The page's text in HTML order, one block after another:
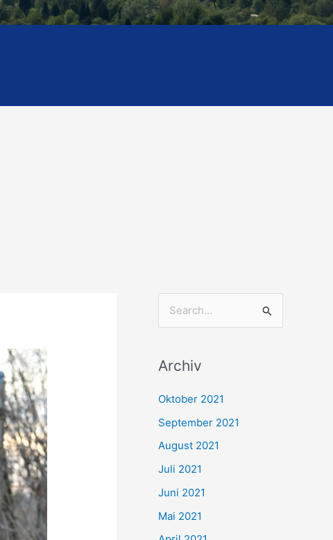
h
e
n
h
:
Archiv
Oktober 2021
September 2021
August 2021
Juli 2021
Juni 2021
Mai 2021